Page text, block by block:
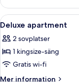
one
bedroom
Apartment
Öppna
alla
foton
för
Deluxe
apartment
6
Deluxe apartment
2 sovplatser
1 kingsize-säng
Gratis wi-fi
Mer information
Mer